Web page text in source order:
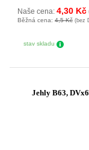
Naše cena: 4,30 Kč
Běžná cena: 4,5 Kč (bez
stav skladu
Jehly B63,